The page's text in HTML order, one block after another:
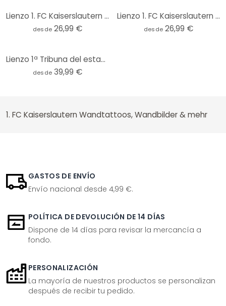
Lienzo 1. FC Kaiserslautern - vista interior del estadio
desde 26,99 €
Lienzo 1. FC Kaiserslautern - Logotipo del césped
desde 26,99 €
Lienzo 1ª Tribuna del estadio del FC Kaiserslautern - Panorama
desde 39,99 €
1. FC Kaiserslautern Wandtattoos, Wandbilder & mehr
GASTOS DE ENVÍO
Envío nacional desde 4,99 €.
POLÍTICA DE DEVOLUCIÓN DE 14 DÍAS
Dispone de 14 días para revisar la mercancía a
fondo.
PERSONALIZACIÓN
La mayoría de nuestros productos se personalizan
después de recibir tu pedido.